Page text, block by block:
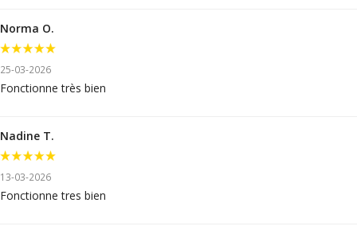
Norma O.
25-03-2026
Fonctionne très bien
Nadine T.
13-03-2026
Fonctionne tres bien